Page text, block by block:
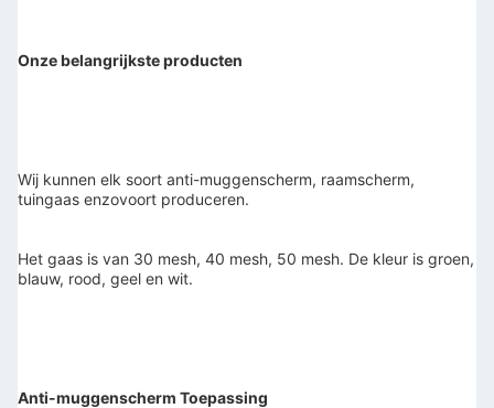
Onze belangrijkste producten
Wij kunnen elk soort anti-muggenscherm, raamscherm,
tuingaas enzovoort produceren.
Het gaas is van 30 mesh, 40 mesh, 50 mesh. De kleur is groen,
blauw, rood, geel en wit.
Anti-muggenscherm Toepassing